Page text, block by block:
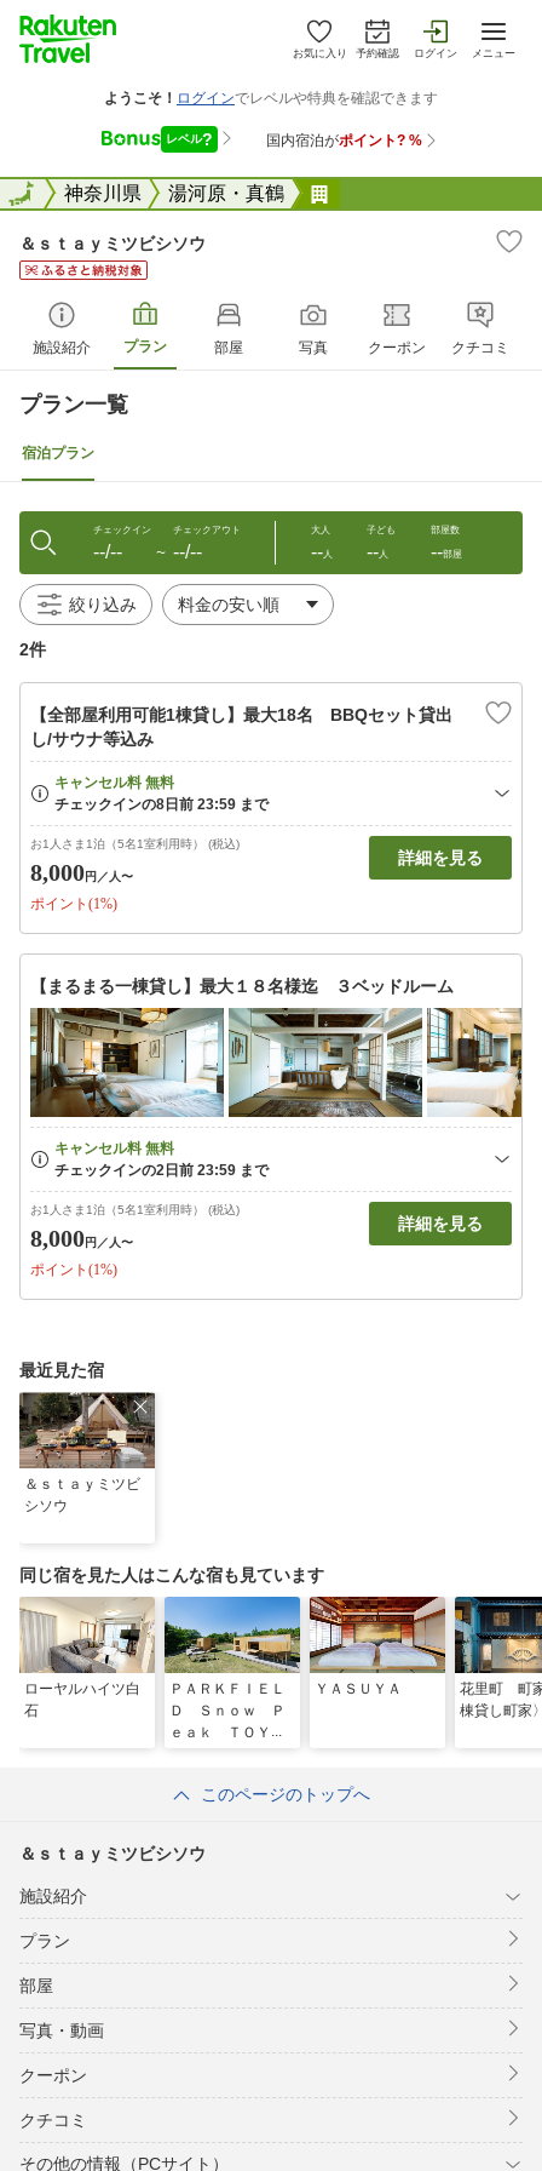
お気に入り 予約確認 ログイン メニュー
全国神奈川県 湯河原・真鶴
全国
＆ｓｔａｙミツビシソウ
施設紹介 プラン 部屋 写真 クーポン クチコミ
プラン一覧
宿泊プラン
チェックイン
--/-- 〜
チェックアウト
--/--
大人
--人
子ども
--人
部屋数
--部屋
絞り込み
2件
【全部屋利用可能1棟貸し】最大18名 BBQセット貸出
し/サウナ等込み
お1人さま1泊（5名1室利用時） (税込)
8,000円 ／人〜
ポイント(1%)
詳細を見る
【まるまる一棟貸し】最大１８名様迄 ３ベッドルーム
お1人さま1泊（5名1室利用時） (税込)
8,000円 ／人〜
ポイント(1%)
詳細を見る
最近見た宿
＆ｓｔａｙミツビ
シソウ
同じ宿を見た人はこんな宿も見ています
ローヤルハイツ白
石
ＰＡＲＫＦＩＥＬ
Ｄ Ｓｎｏｗ Ｐ
ｅａｋ ＴＯＹＯ
ＹＡＳＵＹＡ
花里町 町
棟貸し町家
このページのトップへ
＆ｓｔａｙミツビシソウ
施設紹介
プラン
部屋
写真・動画
クーポン
クチコミ
その他の情報（PCサイト）